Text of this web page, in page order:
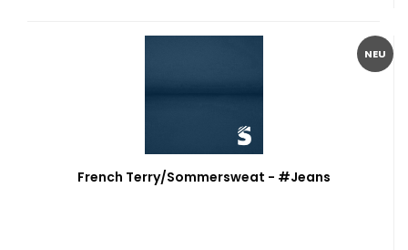
NEU
French Terry/Sommersweat - #Jeans